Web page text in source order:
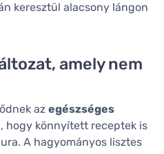
keresztül alacsony lángon
amely nem
az egészséges
hogy könnyített receptek is
A hagyományos lisztes